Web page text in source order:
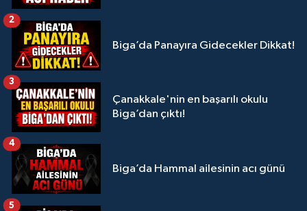
Biga’da Panayıra Gidecekler Dikkat!
2
Çanakkale'nin en başarılı okulu
Biga’dan çıktı!
3
Biga’da Hammal ailesinin acı günü
4
5